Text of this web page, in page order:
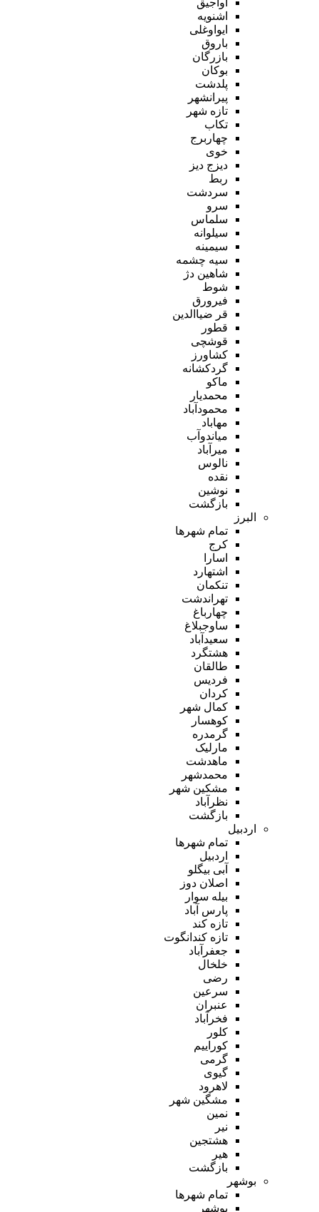
اشنویه
ایواوغلی
باروق
بازرگان
بوکان
پلدشت
پیرانشهر
تازه شهر
تکاب
چهاربرج
خوی
دیزج دیز
ربط
سردشت
سرو
سلماس
سیلوانه
سیمینه
سیه چشمه
شاهین دژ
شوط
فیرورق
قر ضیاالدین
قطور
قوشچی
کشاورز
گردکشانه
ماکو
محمدیار
محمودآباد
مهاباد
میاندوآب
میرآباد
نالوس
نقده
نوشین
بازگشت
البرز
تمام شهر‌ها
کرج
اسارا
اشتهارد
تنکمان
تهراندشت
چهارباغ
ساوجبلاغ
سعیدآباد
هشتگرد
طالقان
فردیس
کردان
کمال شهر
کوهسار
گرمدره
مارلیک
ماهدشت
محمدشهر
مشکین شهر
نظرآباد
بازگشت
اردبیل
تمام شهر‌ها
اردبیل
آبی بیگلو
اصلان دوز
بیله سوار
پارس آباد
تازه کند
تازه کندانگوت
جعفرآباد
خلخال
رضی
سرعین
عنبران
فخرآباد
کلور
کوراییم
گرمی
گیوی
لاهرود
مشگین شهر
نمین
نیر
هشتجین
هیر
بازگشت
بوشهر
تمام شهر‌ها
بوشهر